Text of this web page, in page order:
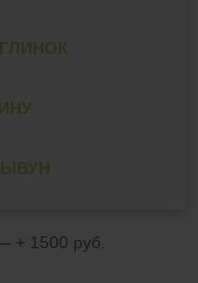
+ 1500 руб.